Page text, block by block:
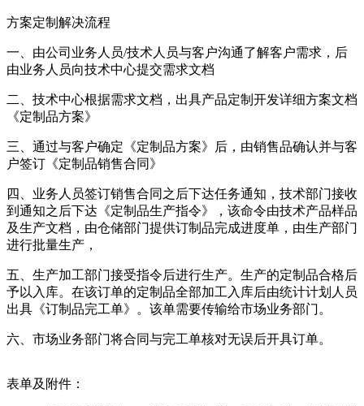
方案定制解决流程
一、由公司业务人员/技术人员与客户沟通了解客户需求，后
由业务人员向技术中心提交需求文档
二、技术中心根据需求文档，出具产品定制开发详细方案文档
《定制品方案》
三、通过与客户确定《定制品方案》后，由销售品确认并与客
户签订《定制品销售合同》
四、业务人员签订销售合同之后下达任务通知，技术部门接收
到通知之后下达《定制品生产指令》，该命令由技术产品样品
及生产文档，由仓储部门提供订制品完成进度单，由生产部门
进行批量生产，
五、生产加工部门接受指令后进行生产。生产的定制品合格后
予以入库。在该订单的定制品全部加工入库后由统计计划人员
出具《订制品完工单》。该单需要传输给市场业务部门。
六、市场业务部门将合同与完工单核对无误后开具订单。
表单及附件：